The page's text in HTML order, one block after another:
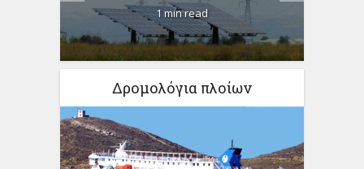
1 min read
Δρομολόγια πλοίων